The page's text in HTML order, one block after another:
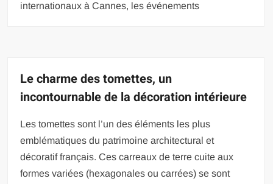
internationaux à Cannes, les événements
Le charme des tomettes, un
incontournable de la décoration intérieure
Les tomettes sont l’un des éléments les plus
emblématiques du patrimoine architectural et
décoratif français. Ces carreaux de terre cuite aux
formes variées (hexagonales ou carrées) se sont